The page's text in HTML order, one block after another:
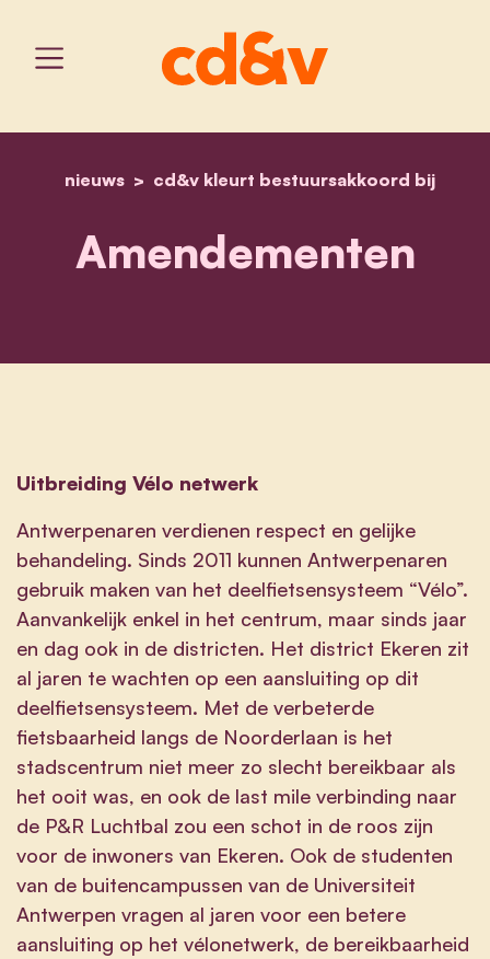
home
nieuws cd&v kleurt bestuursakkoord bij
amendementen
Amendementen
Uitbreiding Vélo netwerk
Antwerpenaren verdienen respect en gelijke
behandeling. Sinds 2011 kunnen Antwerpenaren
gebruik maken van het deelfietsensysteem “Vélo”.
Aanvankelijk enkel in het centrum, maar sinds jaar
en dag ook in de districten. Het district Ekeren zit
al jaren te wachten op een aansluiting op dit
deelfietsensysteem. Met de verbeterde
fietsbaarheid langs de Noorderlaan is het
stadscentrum niet meer zo slecht bereikbaar als
het ooit was, en ook de last mile verbinding naar
de P&R Luchtbal zou een schot in de roos zijn
voor de inwoners van Ekeren. Ook de studenten
van de buitencampussen van de Universiteit
Antwerpen vragen al jaren voor een betere
aansluiting op het vélonetwerk, de bereikbaarheid